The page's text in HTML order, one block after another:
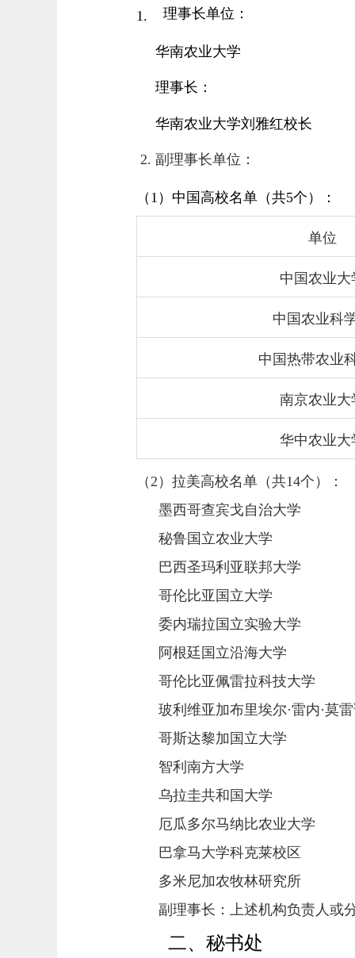
1. 理事长单位 ：
华南农业大学
理事长：
华南农业大学刘雅红校长
2. 副理事长单位：
（ 1 ）中国高校名单（共5个）：
单位
中国农业大
中国农业科
中国热带农业
南京农业大
华中农业大
（ 2 ）拉美高校名单（共14个）：
墨西哥查宾戈自治大学
秘鲁国立农业大学
巴西圣玛利亚联邦大学
哥伦比亚国立大学
委内瑞拉国立实验大学
阿根廷国立沿海大学
哥伦比亚佩雷拉科技大学
玻利维亚加布里埃尔·雷内·莫
哥斯达黎加国立大学
智利南方大学
乌拉圭共和国大学
厄瓜多尔马纳比农业大学
巴拿马大学科克莱校区
多米尼加农牧林研究所
副理事长：上述机构负责人或
二、秘书处